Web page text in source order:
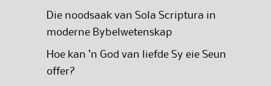
Die noodsaak van Sola Scriptura in
moderne Bybelwetenskap
Hoe kan ’n God van liefde Sy eie Seun
offer?